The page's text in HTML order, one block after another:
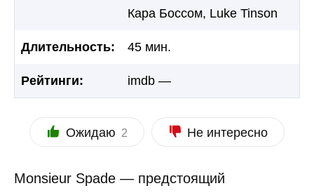
Кара Боссом, Luke Tinson
Длительность: 45 мин.
Рейтинги: imdb —
Ожидаю 2 Не интересно
Monsieur Spade — предстоящий